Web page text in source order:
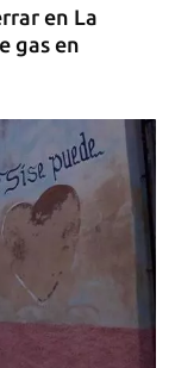
en La
gas en